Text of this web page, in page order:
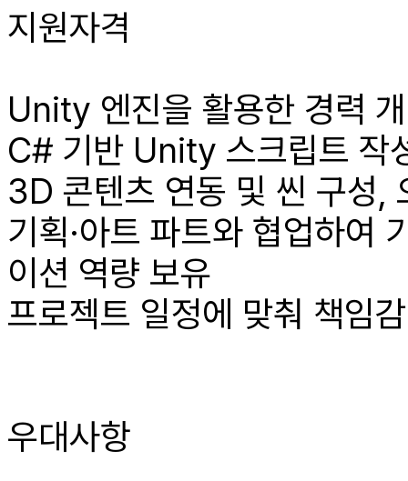
지원자격
Unity 엔진을 활용한 경력
C# 기반 Unity 스크립트 작
3D 콘텐츠 연동 및 씬 구성,
기획·아트 파트와 협업하여
이션 역량 보유
프로젝트 일정에 맞춰 책임
우대사항